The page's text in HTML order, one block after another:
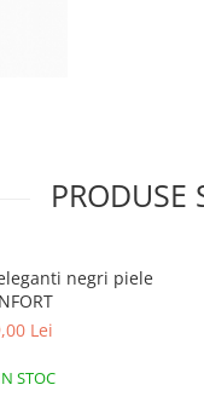
PRODUSE
negri piele
Lei
STOC